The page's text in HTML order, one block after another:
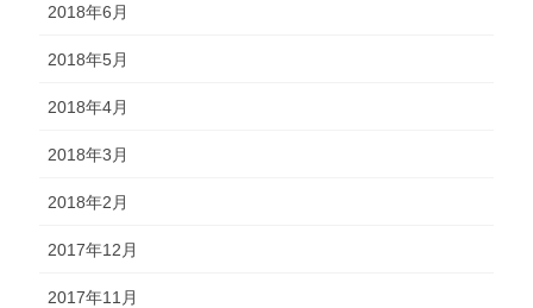
2018年6月
2018年5月
2018年4月
2018年3月
2018年2月
2017年12月
2017年11月